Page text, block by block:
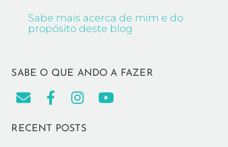
Sabe mais acerca de mim e do
propósito deste blog
SABE O QUE ANDO A FAZER
RECENT POSTS